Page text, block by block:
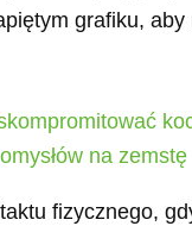
grafiku, aby
na zemstę
fizycznego,